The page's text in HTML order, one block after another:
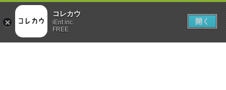
コレカウ
iEnt inc.
FREE
開く